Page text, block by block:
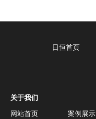
日恒首页
关于我们
网站首页
案例展示